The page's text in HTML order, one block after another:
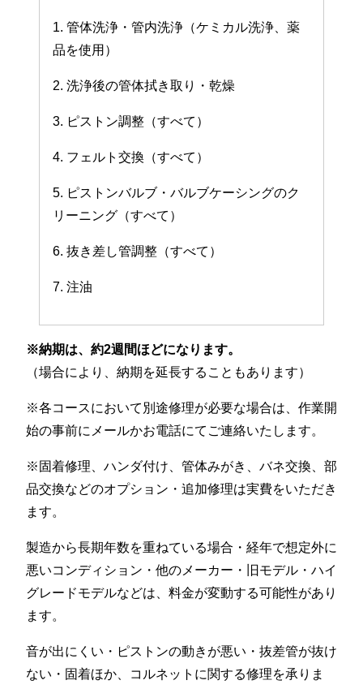
1. 管体洗浄・管内洗浄（ケミカル洗浄、薬
品を使用）
2. 洗浄後の管体拭き取り・乾燥
3. ピストン調整（すべて）
4. フェルト交換（すべて）
5. ピストンバルブ・バルブケーシングのク
リーニング（すべて）
6. 抜き差し管調整（すべて）
7. 注油
※納期は、約2週間ほどになります。
（場合により、納期を延長することもあります）
※各コースにおいて別途修理が必要な場合は、作業開
始の事前にメールかお電話にてご連絡いたします。
※固着修理、ハンダ付け、管体みがき、バネ交換、部
品交換などのオプション・追加修理は実費をいただき
ます。
製造から長期年数を重ねている場合・経年で想定外に
悪いコンディション・他のメーカー・旧モデル・ハイ
グレードモデルなどは、料金が変動する可能性があり
ます。
音が出にくい・ピストンの動きが悪い・抜差管が抜け
ない・固着ほか、コルネットに関する修理を承りま